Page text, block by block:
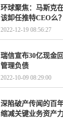
环球聚焦：马斯克
该卸任推特CEO么？
2022-12-19 08:56:27
瑞信宣布30亿现金
管理负债
2022-10-09 08:29:00
深陷破产传闻的百
缩减关键业务资产